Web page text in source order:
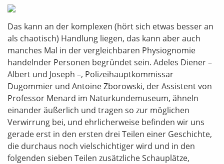
Das kann an der komplexen (hört sich etwas besser an
als chaotisch) Handlung liegen, das kann aber auch
manches Mal in der vergleichbaren Physiognomie
handelnder Personen begründet sein. Adeles Diener –
Albert und Joseph –, Polizeihauptkommissar
Dugommier und Antoine Zborowski, der Assistent von
Professor Menard im Naturkundemuseum, ähneln
einander äußerlich und tragen so zur möglichen
Verwirrung bei, und ehrlicherweise befinden wir uns
gerade erst in den ersten drei Teilen einer Geschichte,
die durchaus noch vielschichtiger wird und in den
folgenden sieben Teilen zusätzliche Schauplätze,